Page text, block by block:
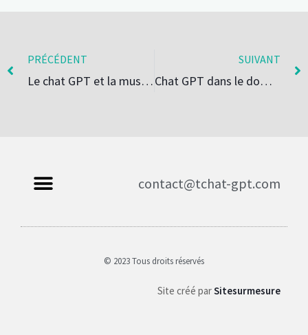
PRÉCÉDENT
Le chat GPT et la musique : composer des mélodies grâce à l’IA
SUIVANT
Chat GPT dans le domaine de la rédaction: automatisation et créativité
contact@tchat-gpt.com
© 2023 Tous droits réservés
Site créé parSitesurmesure